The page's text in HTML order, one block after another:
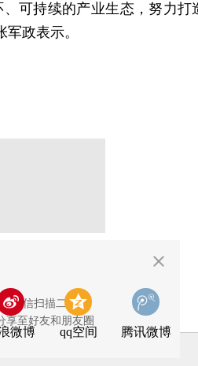
可持续的产业生态，努力
政表示。
用微信扫描二维码
享至好友和朋友圈
微博 qq空间 腾讯微博